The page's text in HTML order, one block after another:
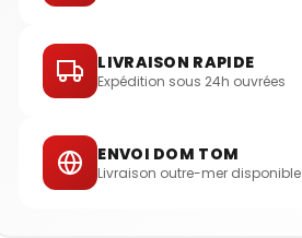
LIVRAISON RAPIDE
Expédition sous 24h ouvrées
ENVOI DOM TOM
Livraison outre-mer disponible